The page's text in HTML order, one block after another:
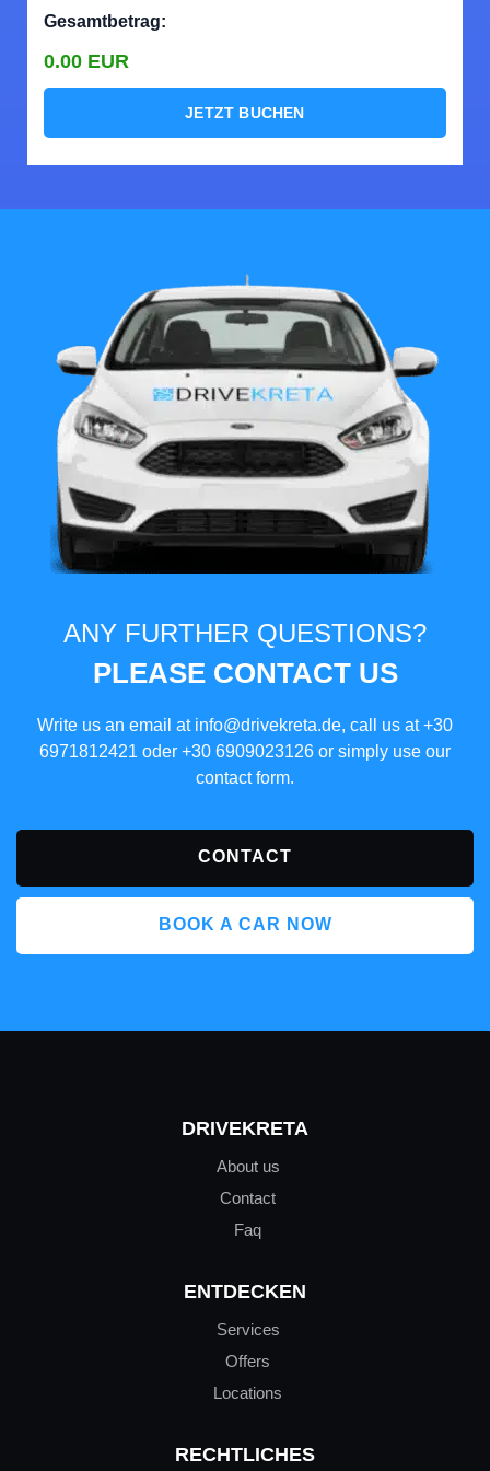
Gesamtbetrag:
0.00 EUR
JETZT BUCHEN
ANY FURTHER QUESTIONS?
PLEASE CONTACT US
Write us an email at info@drivekreta.de, call us at+30
6971812421 oder +30 6909023126 or simply use our
contact form.
CONTACT
BOOK A CAR NOW
DRIVEKRETA
About us
Contact
Faq
ENTDECKEN
Services
Offers
Locations
RECHTLICHES